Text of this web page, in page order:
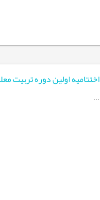
اختتامیه اولین دوره تربیت
...